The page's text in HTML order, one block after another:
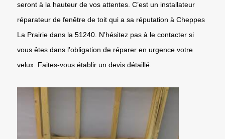
seront à la hauteur de vos attentes. C’est un installateur
réparateur de fenêtre de toit qui a sa réputation à Cheppes
La Prairie dans la 51240. N’hésitez pas à le contacter si
vous êtes dans l’obligation de réparer en urgence votre
velux. Faites-vous établir un devis détaillé.